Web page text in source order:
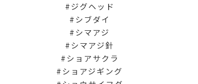
ジグヘッド
シブダイ
シマアジ
シマアジ針
ショアサクラ
ショアジギング